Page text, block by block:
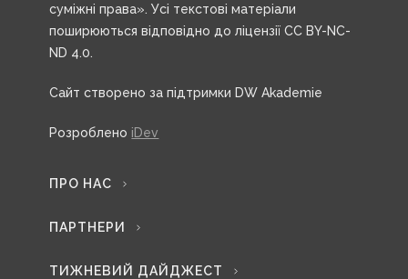
суміжні права». Усі текстові матеріали
поширюються відповідно до ліцензії CC BY-NC-
ND 4.0.
Сайт створено за підтримки DW Akademie
Розроблено iDev
ПРО НАС
ПАРТНЕРИ
ТИЖНЕВИЙ ДАЙДЖЕСТ